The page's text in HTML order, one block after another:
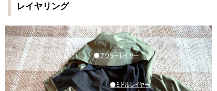
レイヤリング